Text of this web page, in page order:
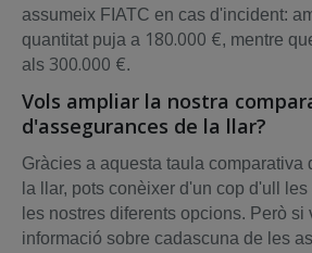
assumeix FIATC en cas d'incident:
quantitat puja a 180.000 €, mentre
als 300.000 €.
Vols ampliar la nostra
d'assegurances de la llar?
Gràcies a aquesta taula comparativa
la llar, pots conèixer d'un cop d'ull
les nostres diferents opcions. Però si
informació sobre cadascuna de les